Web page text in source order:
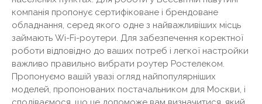
компанія пропонує сертифіковане і брендоване
обладнання, серед якого одне з найважливіших місць
займають Wi-Fi-роутери. Для забезпечення коректної
роботи відповідно до ваших потреб і легкої настройки
важливо правильно вибрати роутер Ростелеком.
Пропонуємо вашій увазі огляд найпопулярніших
моделей, пропонованих постачальником для Москви, і